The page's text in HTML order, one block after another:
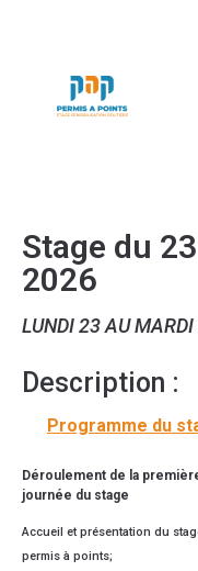
Stage du
2026
LUNDI 23 AU
Description :
Programme du
Déroulement de la
journée du stage
Accueil et présentation du
permis à points;